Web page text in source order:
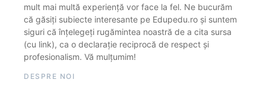
mult mai multă experiență vor face la fel. Ne bucurăm
că găsiți subiecte interesante pe Edupedu.ro și suntem
siguri că înțelegeți rugămintea noastră de a cita sursa
(cu link), ca o declarație reciprocă de respect și
profesionalism. Vă mulțumim!
DESPRE NOI